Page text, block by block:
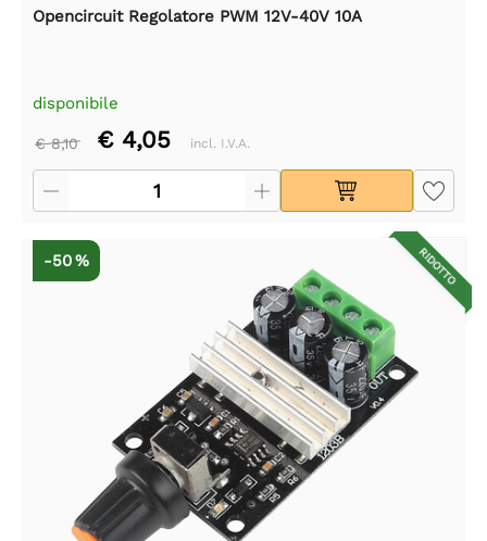
Opencircuit Regolatore PWM 12V-40V 10A
disponibile
€ 8,10 € 4,05 incl. I.V.A.
RIDOTTO
-50 %